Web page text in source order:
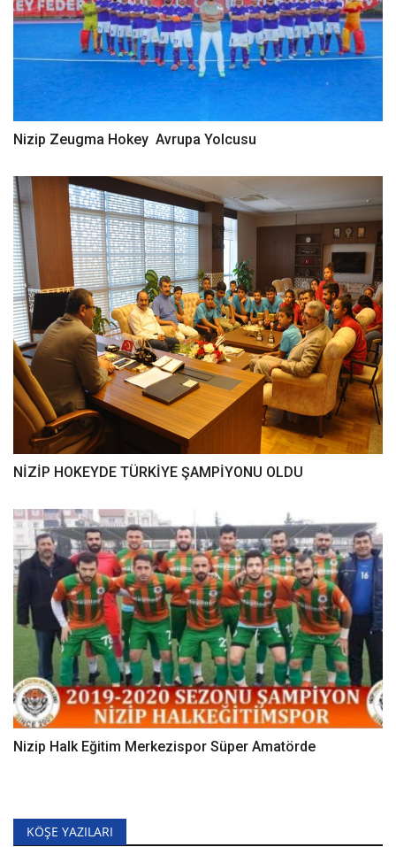
Nizip Zeugma Hokey Avrupa Yolcusu
NİZİP HOKEYDE TÜRKİYE ŞAMPİYONU OLDU
Nizip Halk Eğitim Merkezispor Süper Amatörde
KÖŞE YAZILARI